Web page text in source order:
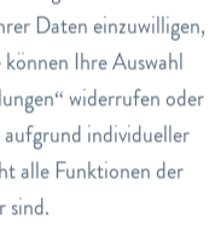
reichen Zahn- und
Daten einzuwilligen,
Ihre Auswahl
widerrufen oder
aufgrund individueller
alle Funktionen der
sind.